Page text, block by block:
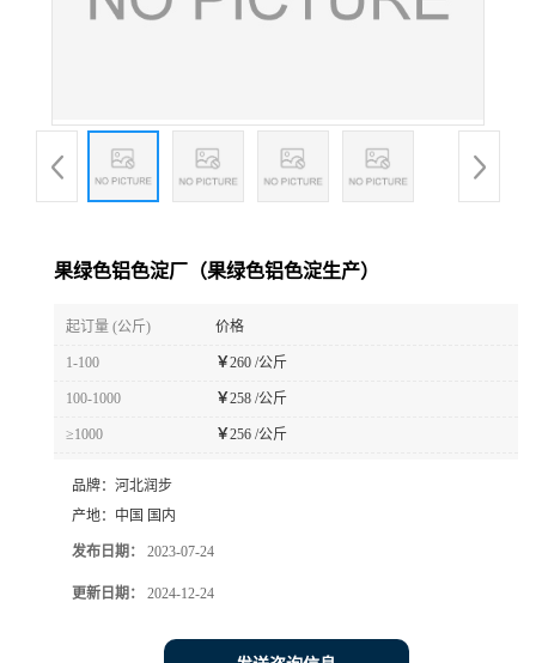
果绿色铝色淀厂（果绿色铝色淀生产）
起订量 (公斤) 价格
1-100 ￥260 /公斤
100-1000 ￥258 /公斤
≥1000 ￥256 /公斤
品牌： 河北润步
产地： 中国 国内
发布日期： 2023-07-24
更新日期： 2024-12-24